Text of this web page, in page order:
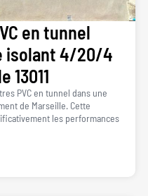
en tunnel
isolant 4/20/4
13011
PVC en tunnel dans une
de Marseille. Cette
les performances